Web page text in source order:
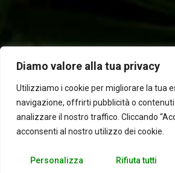
Diamo valore alla tua privacy
Utilizziamo i cookie per migliorare la tua
navigazione, offrirti pubblicità o
analizzare il nostro traffico. Cliccando
acconsenti al nostro utilizzo dei cookie.
Personalizza Rifiuta tutti
2025 © Laboratorio d'erbe Sauro - P.IVA
diritti riservati | Designed by